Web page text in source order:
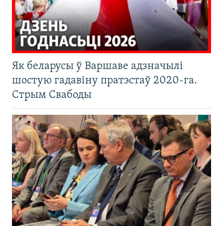
Як беларусы ў Варшаве адзначылі
шостую гадавіну пратэстаў 2020-га.
Стрым Свабоды